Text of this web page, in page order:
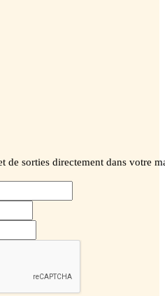
de sorties directement dans votre